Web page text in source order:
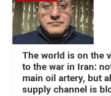
The world is on the
to the war in Iran:
main oil artery, but
supply channel is